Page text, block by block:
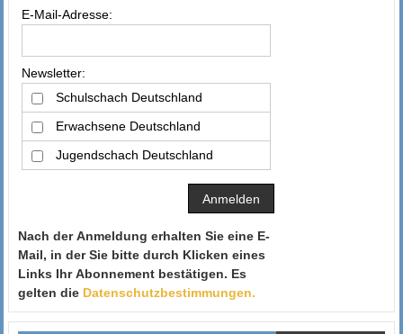
E-Mail-Adresse:
Newsletter:
Schulschach Deutschland
Erwachsene Deutschland
Jugendschach Deutschland
Nach der Anmeldung erhalten Sie eine E-
Mail, in der Sie bitte durch Klicken eines
Links Ihr Abonnement bestätigen. Es
gelten die Datenschutzbestimmungen.